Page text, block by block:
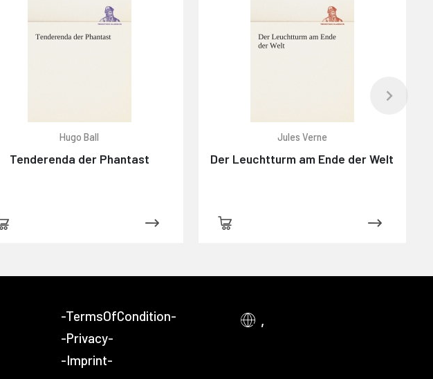
Hugo Ball
Tenderenda der Phantast
Jules Verne
Der Leuchtturm am Ende der Welt
-TermsOfCondition-
-Privacy-
-Imprint-
,